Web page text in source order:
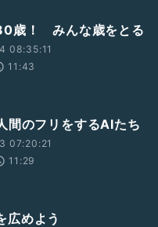
歳！ みんな歳をとる
08:35:11
11:43
のフリをするAIたち
07:20:21
11:29
広めよう